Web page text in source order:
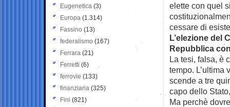
elette con quel
cessare di
L’elezione del
Repubblica
La tesi, falsa, è
tempo. L’ultima
scende a tre
capo dello
Ma perchè
Eugenetica (3)
Europa (1.314)
Fassino (13)
federalismo (167)
Ferrara (21)
Ferretti (6)
ferrovie (133)
finanziaria (325)
Fini (821)